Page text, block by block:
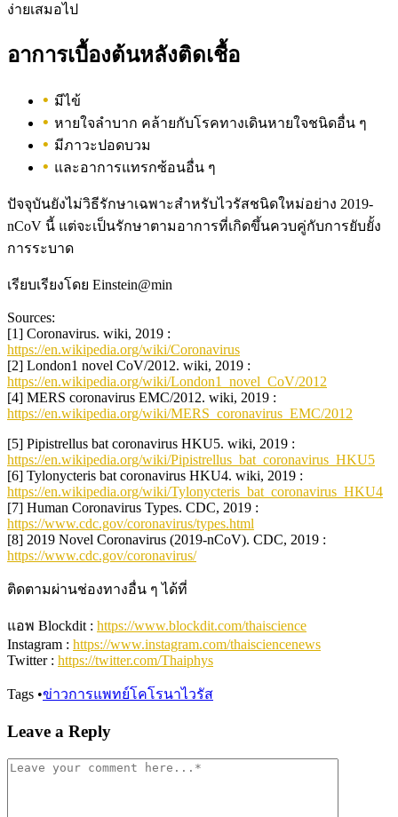
ง่ายเสมอไป
อาการเบื้องต้นหลังติดเชื้อ
มีไข้
หายใจลำบาก คล้ายกับโรคทางเดินหายใจชนิดอื่น ๆ
มีภาวะปอดบวม
และอาการแทรกซ้อนอื่น ๆ
ปัจจุบันยังไม่วิธีรักษาเฉพาะสำหรับไวรัสชนิดใหม่อย่าง 2019-
nCoV นี้ แต่จะเป็นรักษาตามอาการที่เกิดขึ้นควบคู่กับการยับยั้ง
การระบาด
เรียบเรียงโดย Einstein@min
Sources:
[1] Coronavirus. wiki, 2019 :
https://en.wikipedia.org/wiki/Coronavirus
[2] London1 novel CoV/2012. wiki, 2019 :
https://en.wikipedia.org/wiki/London1_novel_CoV/2012
[4] MERS coronavirus EMC/2012. wiki, 2019 :
https://en.wikipedia.org/wiki/MERS_coronavirus_EMC/2012
[5] Pipistrellus bat coronavirus HKU5. wiki, 2019 :
https://en.wikipedia.org/wiki/Pipistrellus_bat_coronavirus_HKU5
[6] Tylonycteris bat coronavirus HKU4. wiki, 2019 :
https://en.wikipedia.org/wiki/Tylonycteris_bat_coronavirus_HKU4
[7] Human Coronavirus Types. CDC, 2019 :
https://www.cdc.gov/coronavirus/types.html
[8] 2019 Novel Coronavirus (2019-nCoV). CDC, 2019 :
https://www.cdc.gov/coronavirus/
ติดตามผ่านช่องทางอื่น ๆ ได้ที่
แอพ Blockdit : https://www.blockdit.com/thaiscience
Instagram : https://www.instagram.com/thaisciencenews
Twitter : https://twitter.com/Thaiphys
Tags •ข่าวการแพทย์โคโรนาไวรัส
Leave a Reply